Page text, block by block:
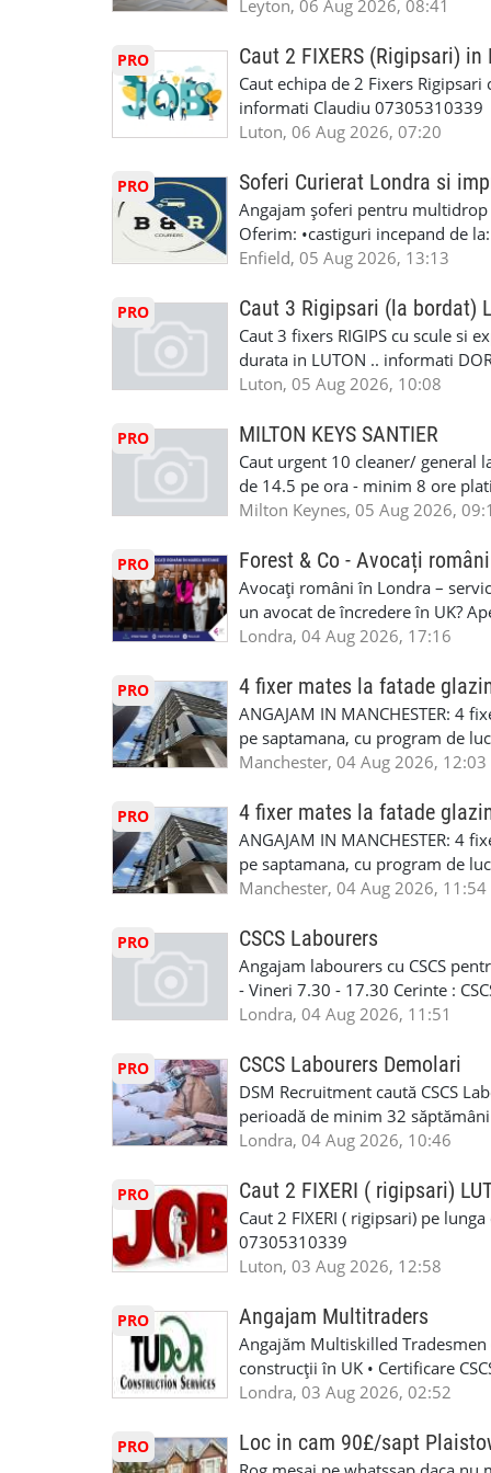
Explicatii. ✅ Suntem foarte buni
Reparam orice tip de masina
Masina de Drum Lung. ✅
Detailing Auto Interior/Exterior.
WhatsApp Text https://wa.link/
6HB
#AtelierAutoLondra
#RomanianGarageRepair
#RomanianMechanic
#MecaniciProfesionistiLondra
#mecanicmoldoveanlondra
incluse.Cautam o persoana sau
seriozitate.Multumesc anticipat.
Leyton, 06 Aug 2026, 08:41
PRO Caut 2 FIXERS (Rigipsari) in
Caut echipa de 2 Fixers
informati Claudiu 07305310339
Luton, 06 Aug 2026, 07:20
PRO Soferi Curierat Londra si
Angajam șoferi pentru
Oferim: •castiguri incepand de
pentru cei platitori de VAT si
status obligatoriu •varsta
compania aplica pentru
•oferim: - training platit (3 zile-
nedeterminata. -full time/ part-
masinii). Acceptam cu permis
Enfield - Weybridge - Romford -
programari la interviu apelati
Enfield, 05 Aug 2026, 13:13
PRO Caut 3 Rigipsari (la bordat)
Caut 3 fixers RIGIPS cu scule si
durata in LUTON .. informati
Luton, 05 Aug 2026, 10:08
PRO MILTON KEYS SANTIER
Caut urgent 10 cleaner/ general
de 14.5 pe ora - minim 8 ore
la Amazon. Munca este usoara,
SAPTAMANALA Contact: +44
interesati
Milton Keynes, 05 Aug 2026,
PRO Forest & Co - Avocați
Avocați români în Londra –
un avocat de încredere în UK?
Solicitors, indiferent că ai nevoie
familiei (divorț, custodie, partaj)
Servicii pentru companii: •
• Imigrație pentru afaceri și
soluționarea disputelor 💡 De ce
standard ✔ Confidențialitate
790 689 Email:
www.fcos.co.uk 👉
Londra, 04 Aug 2026, 17:16
PRO 4 fixer mates la fatade
ANGAJAM IN MANCHESTER:
pe saptamana, cu program de
in perioada urmatoare. Cerinte:
Tariful se discuta direct, in
discutie este simpla: cine esti,
Prioritate au oamenii din
carora li se termina proiectul
oferta pe care sa o folositi la
WhatsApp: +44 7467 838 881
numele, experienta si data la
https://forms.gle/
T&D GLAZING AND
Manchester, 04 Aug 2026, 12:03
PRO 4 fixer mates la fatade
ANGAJAM IN MANCHESTER:
pe saptamana, cu program de
in perioada urmatoare. Cerinte:
Tariful se discuta direct, in
discutie este simpla: cine esti,
Prioritate au oamenii din
carora li se termina proiectul
oferta pe care sa o folositi la
WhatsApp: +44 7467 838 881
numele, experienta si data la
link-ul de jos. Sanatate si mult
INSTALLATION LIMITED
Manchester, 04 Aug 2026, 11:54
PRO CSCS Labourers
Angajam labourers cu CSCS
- Vineri 7.30 - 17.30 Cerinte :
Londra, 04 Aug 2026, 11:51
PRO CSCS Labourers Demolari
DSM Recruitment caută CSCS
perioadă de minim 32
oferă ore suplimentare și
informații, contactați-ne la: 📞
Londra, 04 Aug 2026, 10:46
PRO Caut 2 FIXERI ( rigipsari)
Caut 2 FIXERI ( rigipsari) pe
07305310339
Luton, 03 Aug 2026, 12:58
PRO Angajam Multitraders
Angajăm Multiskilled
construcții în UK • Certificare
specializate (căutăm
interioare • Permis de
(reprezintă un avantaj
Londra, 03 Aug 2026, 02:52
PRO Loc in cam 90£/sapt